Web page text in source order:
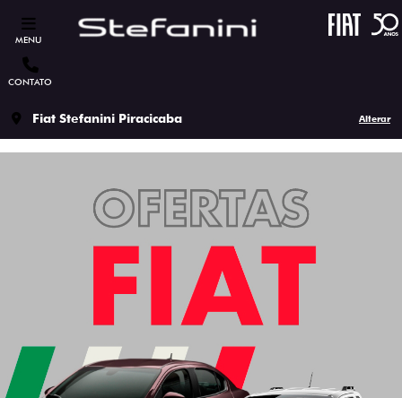
MENU
CONTATO
Fiat Stefanini Piracicaba Alterar